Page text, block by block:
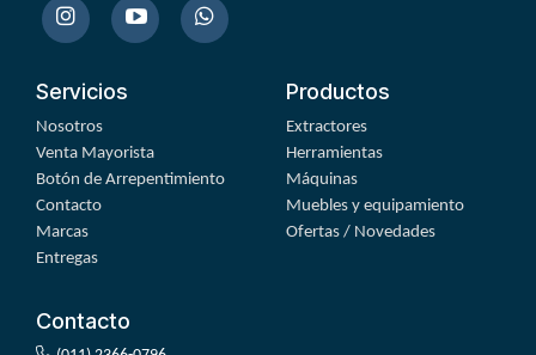
Servicios
Nosotros
Venta Mayorista
Botón de Arrepentimiento
Contacto
Marcas
Entregas
Productos
Extractores
Herramientas
Máquinas
Muebles y equipamiento
Ofertas / Novedades
Contacto